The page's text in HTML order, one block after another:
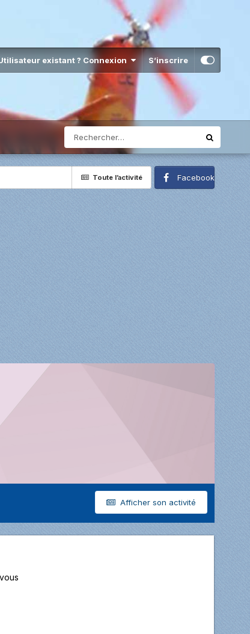
existant ? Connexion S’inscrire
Toute l’activité Facebook
Afficher son activité